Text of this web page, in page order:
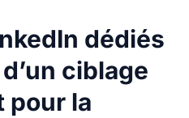
dédiés
ciblage
pour la